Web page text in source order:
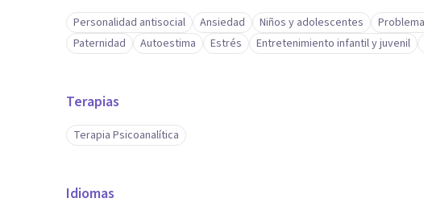
Personalidad antisocial Ansiedad Niños y adolescentes
Paternidad
Autoestima Estrés Entretenimiento infantil y juvenil
Terapias
Terapia Psicoanalítica
Idiomas